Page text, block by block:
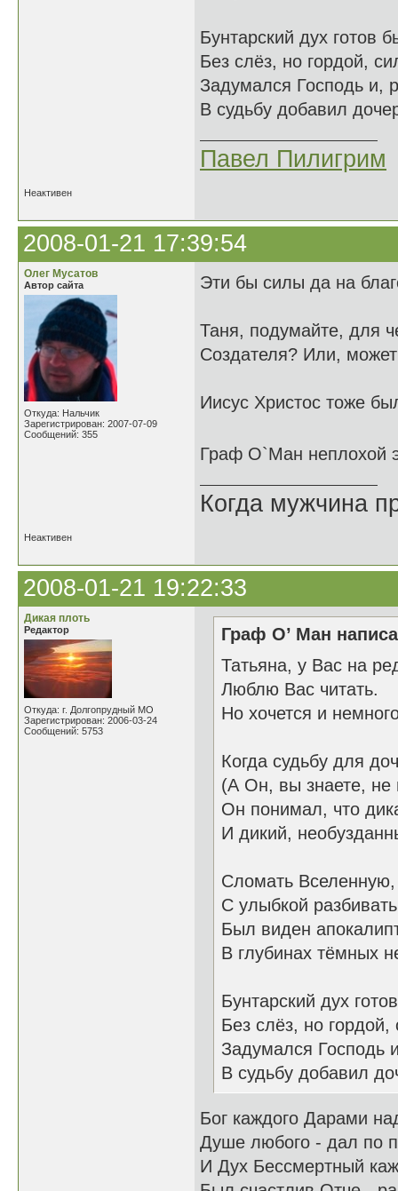
Бунтарский дух готов
Без слёз, но гордой,
Задумался Господь и,
В судьбу добавил
Павел Пилигрим
Неактивен
2008-01-21 17:39:54
Олег Мусатов
Автор сайта
Откуда: Нальчик
Зарегистрирован: 2007-07-09
Сообщений: 355
Эти бы силы да на
Таня, подумайте, для
Создателя? Или, может
Иисус Христос тоже
Граф О`Ман неплохой
Когда мужчина
Неактивен
2008-01-21 19:22:33
Дикая плоть
Редактор
Откуда: г. Долгопрудный МО
Зарегистрирован: 2006-03-24
Сообщений: 5753
Граф О’ Ман
Татьяна, у Вас на
Люблю Вас читать.
Но хочется и
Когда судьбу для
(А Он, вы знаете, не
Он понимал, что
И дикий,
Сломать
С улыбкой
Был виден
В глубинах тёмных
Бунтарский дух
Без слёз, но
Задумался Господь
В судьбу добавил
Бог каждого Дарами
Душе любого - дал по
И Дух Бессмертный